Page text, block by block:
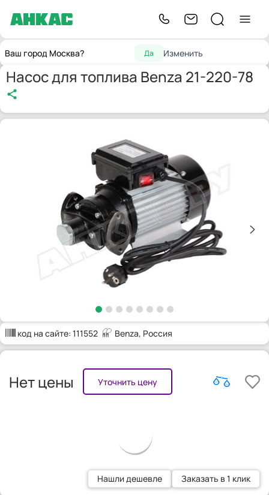
Ваш город Москва? Да Изменить
ГлавнаяНасосы Насос для топлива Benza 21-220-78
Насос для топлива Benza 21-220-78
код на сайте: 111552 Benza, Россия
Нет цены Уточнить цену
Нашли дешевле Заказать в 1 клик